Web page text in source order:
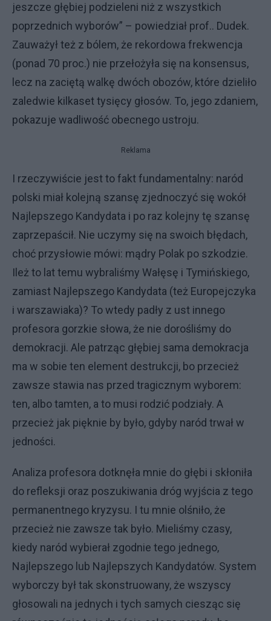
jeszcze głębiej podzieleni niż z wszystkich
poprzednich wyborów” – powiedział prof.. Dudek.
Zauważył też z bólem, że rekordowa frekwencja
(ponad 70 proc.) nie przełożyła się na konsensus,
lecz na zaciętą walkę dwóch obozów, które dzieliło
zaledwie kilkaset tysięcy głosów. To, jego zdaniem,
pokazuje wadliwość obecnego ustroju.
Reklama
I rzeczywiście jest to fakt fundamentalny: naród
polski miał kolejną szansę zjednoczyć się wokół
Najlepszego Kandydata i po raz kolejny tę szansę
zaprzepaścił. Nie uczymy się na swoich błędach,
choć przysłowie mówi: mądry Polak po szkodzie.
Ileż to lat temu wybraliśmy Wałęsę i Tymińskiego,
zamiast Najlepszego Kandydata (też Europejczyka
i warszawiaka)? To wtedy padły z ust innego
profesora gorzkie słowa, że nie dorośliśmy do
demokracji. Ale patrząc głębiej sama demokracja
ma w sobie ten element destrukcji, bo przecież
zawsze stawia nas przed tragicznym wyborem:
ten, albo tamten, a to musi rodzić podziały. A
przecież jak pięknie by było, gdyby naród trwał w
jedności.
Analiza profesora dotknęła mnie do głębi i skłoniła
do refleksji oraz poszukiwania dróg wyjścia z tego
permanentnego kryzysu. I tu mnie olśniło, że
przecież nie zawsze tak było. Mieliśmy czasy,
kiedy naród wybierał zgodnie tego jednego,
Najlepszego lub Najlepszych Kandydatów. System
wyborczy był tak skonstruowany, że wszyscy
głosowali na jednych i tych samych ciesząc się